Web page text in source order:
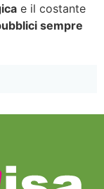
e il costante
sempre